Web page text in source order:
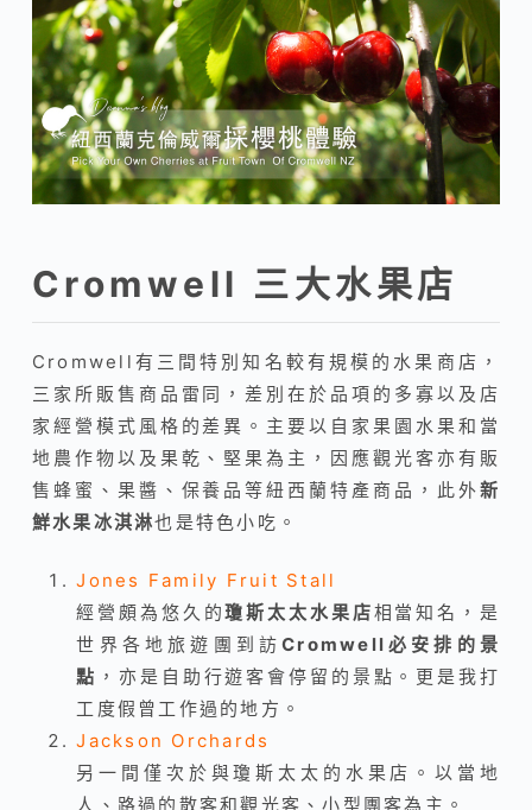
Cromwell 三大水果店
Cromwell有三間特別知名較有規模的水果商店，
三家所販售商品雷同，差別在於品項的多寡以及店
家經營模式風格的差異。主要以自家果園水果和當
地農作物以及果乾、堅果為主，因應觀光客亦有販
售蜂蜜、果醬、保養品等紐西蘭特產商品，此外新
鮮水果冰淇淋也是特色小吃。
Jones Family Fruit Stall
經營頗為悠久的瓊斯太太水果店相當知名，是
世界各地旅遊團到訪Cromwell必安排的景
點 ，亦是自助行遊客會停留的景點。更是我打
工度假曾工作過的地方。
Jackson Orchards
另一間僅次於與瓊斯太太的水果店。以當地
人、路過的散客和觀光客、小型團客為主。